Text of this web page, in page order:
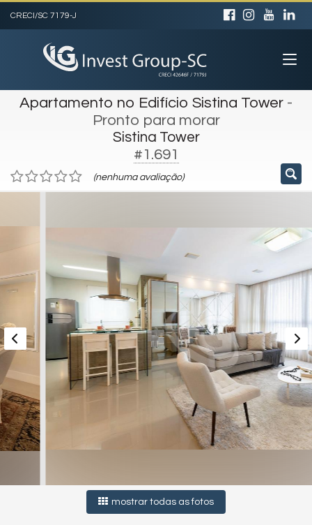
CRECI/SC 7179-J
Apartamento no Edifício Sistina Tower -
Pronto para morar
Sistina Tower
#1.691
(nenhuma avaliação)
mostrar todas as fotos